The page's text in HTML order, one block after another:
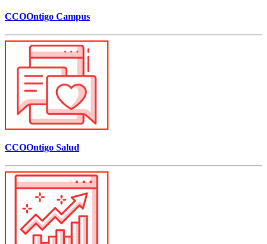
CCOOntigo Campus
CCOOntigo Salud